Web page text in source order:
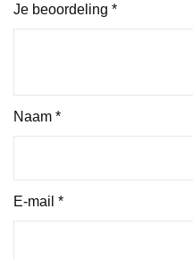
Je beoordeling *
Naam *
E-mail *